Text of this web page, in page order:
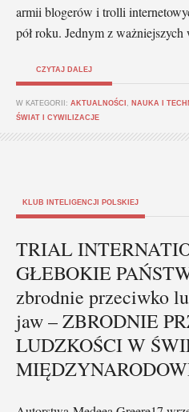
armii blogerów i trolli
pół roku. Jednym z
CZYTAJ DALEJ
W KATEGORII: AKTUALNOŚCI NAUKA I
ŚWIAT I CYWILIZACJE
KLUB INTELIGENCJI POLSKIEJ
TRIAL
GŁEBOKIE
zbrodnie przeciwko
jaw – ZBRODNIE
LUDZKOŚCI W